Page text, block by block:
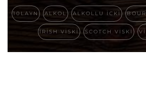
10LAYN ALKOL ALKOLLU ICKI
IRISH VISKI SCOTCH VISKI